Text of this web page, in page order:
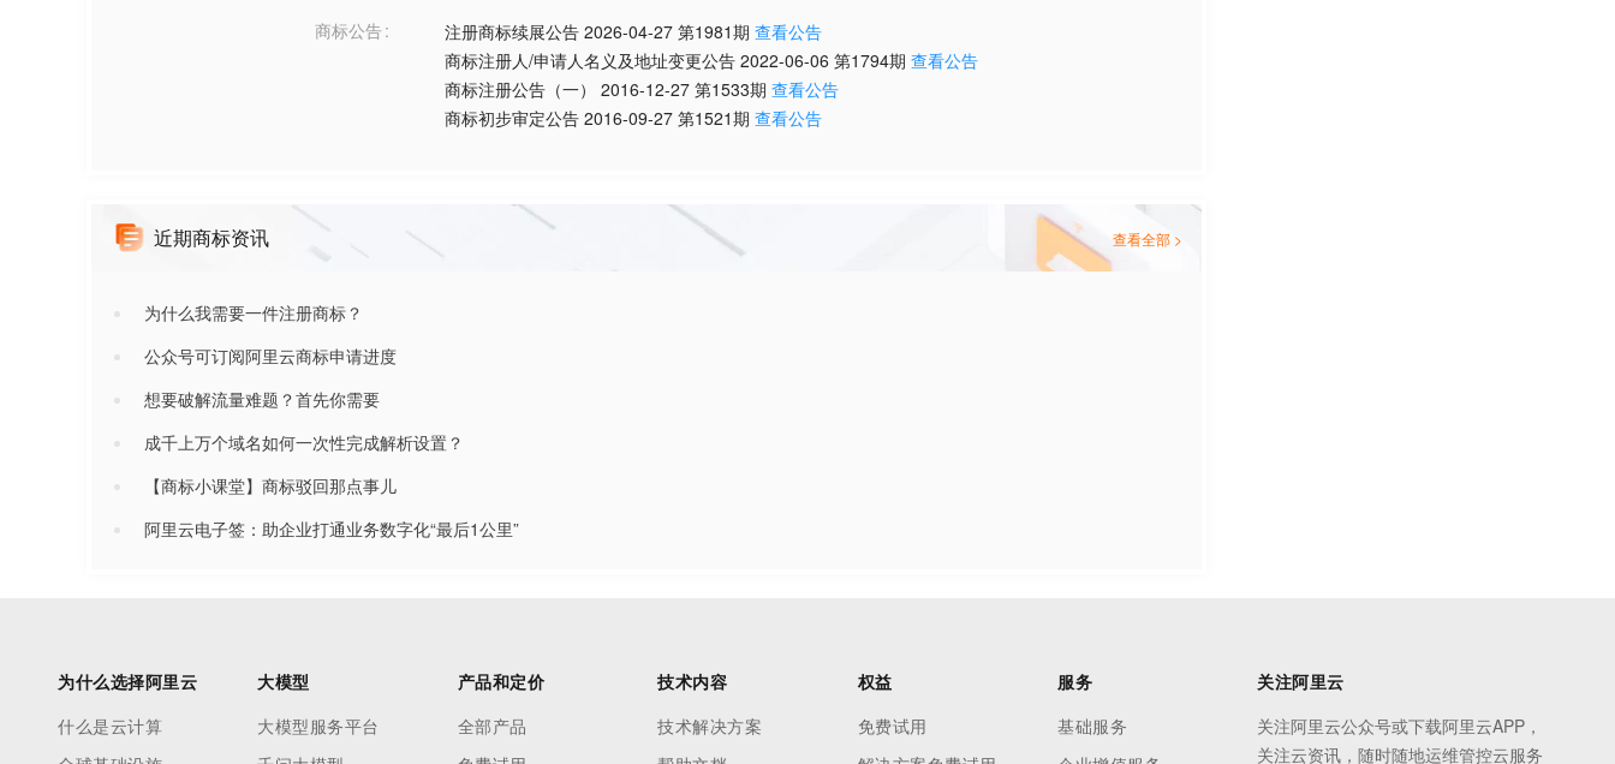
商标公告
注册商标续展公告 2026-04-27 第1981期 查看公告
商标注册人/申请人名义及地址变更公告 2022-06-06 第1794期 查看公告
商标注册公告（一）
2016-12-27 第1533期 查看公告
商标初步审定公告 2016-09-27 第1521期 查看公告
近期商标资讯 查看全部 >
为什么我需要一件注册商标？
公众号可订阅阿里云商标申请进度
想要破解流量难题？首先你需要
成千上万个域名如何一次性完成解析设置？
【商标小课堂】商标驳回那点事儿
阿里云电子签：助企业打通业务数字化“最后1公里”